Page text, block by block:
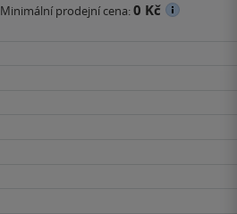
Minimální prodejní cena:0 Kč